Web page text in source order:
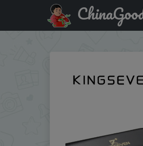
Придбати Солнцезащитные очки